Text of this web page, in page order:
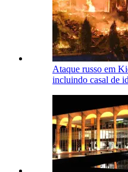
Ataque russo em
incluindo casal de